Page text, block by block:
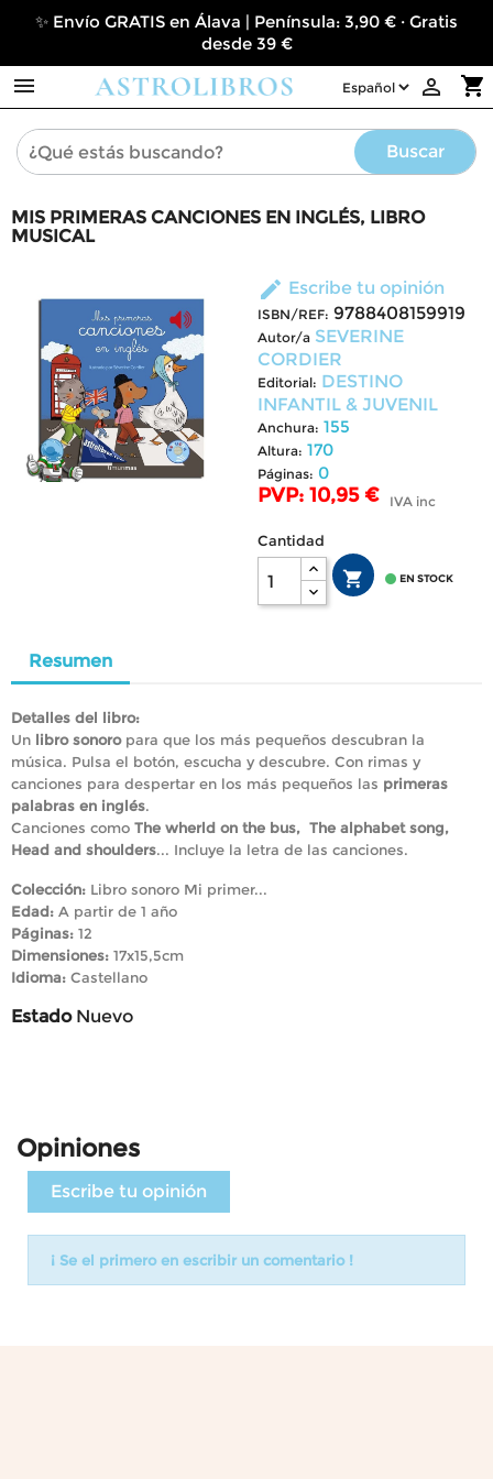
✨ Envío GRATIS en Álava | Península: 3,90 € · Gratis
desde 39 €
 shopping_cart

Buscar
MIS PRIMERAS CANCIONES EN INGLÉS, LIBRO
MUSICAL
edit Escribe tu opinión
ISBN/REF: 9788408159919
Autor/a SEVERINE
CORDIER
Editorial: DESTINO
INFANTIL & JUVENIL
Anchura: 155
Altura: 170
Páginas: 0
PVP: 10,95 € IVA inc
Cantidad
  EN STOCK
Resumen
Detalles del libro:
Un libro sonoropara que los más pequeños descubran la
música. Pulsa el botón, escucha y descubre. Con rimas y
canciones para despertar en los más pequeños las primeras
palabras en inglés.
Canciones como The wherld on the bus, The alphabet song,
Head and shoulders... Incluye la letra de las canciones.
Colección: Libro sonoro Mi primer...
Edad: A partir de 1 año
Páginas: 12
Dimensiones: 17x15,5cm
Idioma: Castellano
Estado Nuevo
Opiniones
Escribe tu opinión
¡ Se el primero en escribir un comentario !